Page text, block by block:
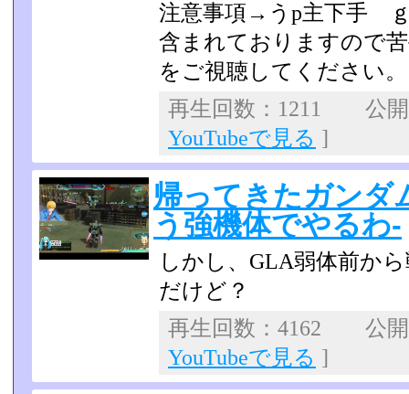
注意事項→うp主下手
含まれておりますので
をご視聴してくださ­い。
再生回数：1211 公
YouTubeで見る ]
帰ってきたガンダ
う強機体でやるわ-
しかし、GLA弱体前か
だけど？
再生回数：4162 公
YouTubeで見る ]